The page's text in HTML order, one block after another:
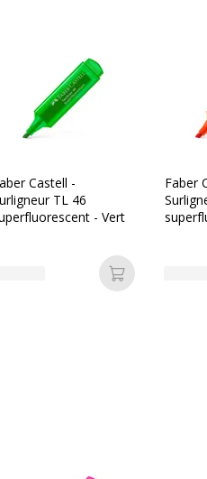
panier
Castell -
TL 46
- Vert
Ajouter au
Faber